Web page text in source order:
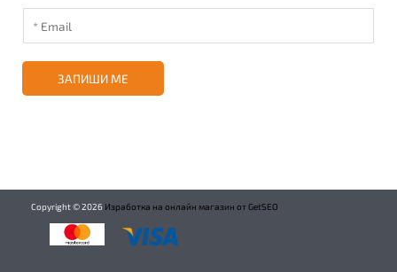
ЗАПИШИ МЕ
Copyright ©2026 Изработка на онлайн магазин от GetSEO